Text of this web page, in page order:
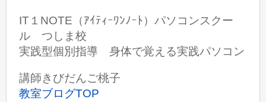
IT１NOTE（ｱｲﾃｨｰﾜﾝﾉｰﾄ）パソコンスクー
ル つしま校
実践型個別指導 身体で覚える実践パソコン
講師きびだんご桃子
教室ブログTOP